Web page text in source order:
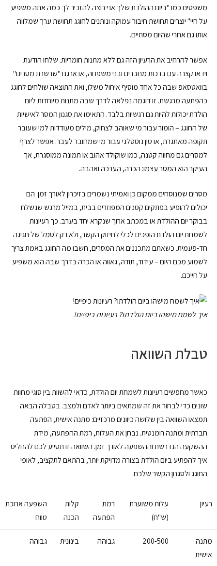
משפטים כמו "ביום ההולדת שלך אני רוצה להזכיר לך כמה אתה משפיע
על חיי" יוצרים תחושת חיבור עמוקה ונותנים לחוגג תחושת ערך שמלווה
אותו גם אחרי שהיום מסתיים.
אפשר להרחיב את הרעיון הזה גם ללא מתנות חומריות. שלחו הודעת
וידאו קצרה עם ברכות מחברים ובני משפחה, או ארגנו "שרשרת מסרים"
בוואטסאפ שבה כל אחד מוסיף איחול משלו, ואת התוצאה שולחים לחוגג
כהפתעה מרגשת. זו דוגמה נפלאה לדרך שבה מתנות מיוחדות ליום
הולדת יכולות להיות גם רגשיות בלבד. התאימו את סגנון המסר לאישיות
של החוגג – הומור עבור מי שאוהב לצחוק, מילים מעודדות למי שעובר
תקופה מאתגרת, או טון נוסטלגי עבור מי שמחובר לעבר. אפשר לצרף
למסרים גם מחווה קטנה, כמו שוקולד אהוב או תמונה ממוסגרת, אך
העיקר הוא המסר עצמו: הכרה, הערכה ואהבה.
מסרים שמנוסחים ממקום כן ואמיתי נשמרים בזיכרון לאורך זמן. הם
יכולים להופיע בפתקים קטנים המפוזרים בבית, במייל מרגש שנשלח
בבוקר יום ההולדת או במכתב ארוך שנקרא יחד בערב. כך רעיונות
לשמחת יום הולדת הופכים לכלי לחיזוק הקשר, ולא רק לסמל של חגיגה
חד-פעמית. כשאתם מתכננים את המסרים, חשבו מה החוגג באמת צריך
לשמוע מכם היום – עידוד, תודה, גאווה או הכרה בדרך שבה הוא משפיע
על חייכם.
איך לשמח מישהו ביום הולדתו? רעיונות כיפיים!
טבלת השוואה
כאשר מחפשים רעיונות לשמחת יום הולדת, כדאי להשוות בין סוגי מחוות
שונים כדי לבחור את זה שמתאים ביותר לאדם ולמצב. בטבלה הבאה
תמצאו השוואה בין שלושה כיוונים מרכזיים: מתנה אישית, הפתעה
חברתית ומתנה רומנטית. נבחן את העלות, רמת ההפתעה, מידת
ההשקעה הנדרשת וההשפעה לאורך זמן. השוואה זו תסייע לכם להחליט
איך להפתיע ביום הולדת בצורה מדויקת יותר, בהתאם לתקציב, לאופי
החוגג ולסגנון הקשר שלכם.
רעיון
עלות משוערת
(ש"ח)
רמת
הפתעה
קלות
הכנה
השפעה ארוכת
טווח
מתנה
אישית
200-500 גבוהה בינונית גבוהה